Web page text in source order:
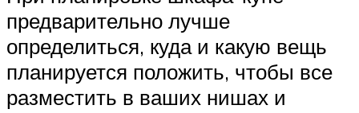
предварительно лучше
определиться, куда и какую вещь
планируется положить, чтобы все
разместить в ваших нишах и